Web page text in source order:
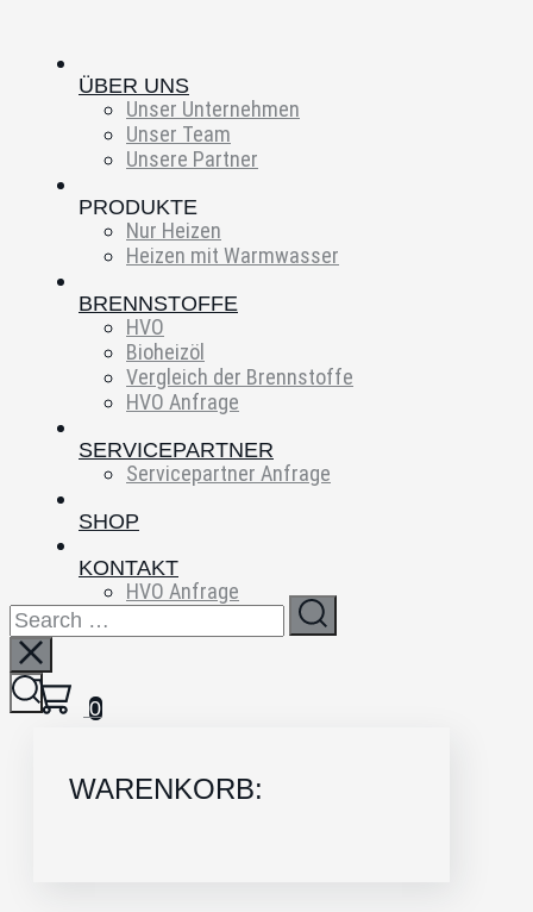
ÜBER UNS
Unser Unternehmen
Unser Team
Unsere Partner
PRODUKTE
Nur Heizen
Heizen mit Warmwasser
BRENNSTOFFE
HVO
Bioheizöl
Vergleich der Brennstoffe
HVO Anfrage
SERVICEPARTNER
Servicepartner Anfrage
SHOP
KONTAKT
HVO Anfrage
0
WARENKORB: